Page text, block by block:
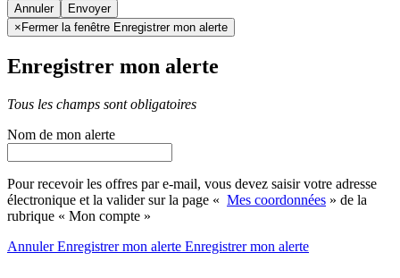
Annuler
× Fermer la fenêtre Enregistrer mon alerte
Enregistrer mon alerte
Tous les champs sont obligatoires
Nom de mon alerte
Pour recevoir les offres par e-mail, vous devez saisir votre adresse
électronique et la valider sur la page « Mes coordonnées » de la
rubrique « Mon compte »
AnnulerEnregistrer mon alerte Enregistrermon alerte